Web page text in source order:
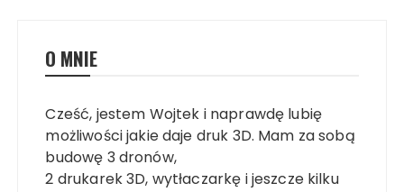
O MNIE
Cześć, jestem Wojtek i naprawdę lubię
możliwości jakie daje druk 3D. Mam za sobą
budowę 3 dronów,
2 drukarek 3D, wytłaczarkę i jeszcze kilku